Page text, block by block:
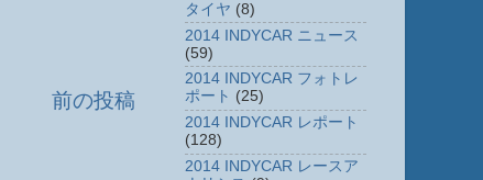
前の投稿
タイヤ (8)
2014 INDYCAR ニュース
(59)
2014 INDYCAR フォトレ
ポート (25)
2014 INDYCAR レポート
(128)
2014 INDYCAR レースア